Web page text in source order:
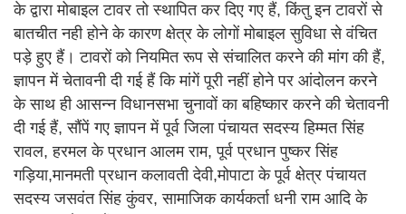
के द्वारा मोबाइल टावर तो स्थापित कर दिए गए हैं, किंतु इन टावरों से
बातचीत नही होने के कारण क्षेत्र के लोगों मोबाइल सुविधा से वंचित
पड़े हुए हैं। टावरों को नियमित रूप से संचालित करने की मांग की हैं,
ज्ञापन में चेतावनी दी गई हैं कि मांगें पूरी नहीं होने पर आंदोलन करने
के साथ ही आसन्न विधानसभा चुनावों का बहिष्कार करने की चेतावनी
दी गई हैं, सौंपें गए ज्ञापन में पूर्व जिला पंचायत सदस्य हिम्मत सिंह
रावल, हरमल के प्रधान आलम राम, पूर्व प्रधान पुष्कर सिंह
गड़िया,मानमती प्रधान कलावती देवी,मोपाटा के पूर्व क्षेत्र पंचायत
सदस्य जसवंत सिंह कुंवर, सामाजिक कार्यकर्ता धनी राम आदि के